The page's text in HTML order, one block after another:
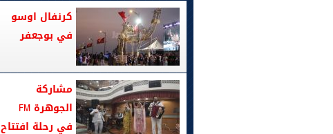
كرنفال اوسو
في بوجعفر
مشاركة
الجوهرة FM
في رحلة افتتاح